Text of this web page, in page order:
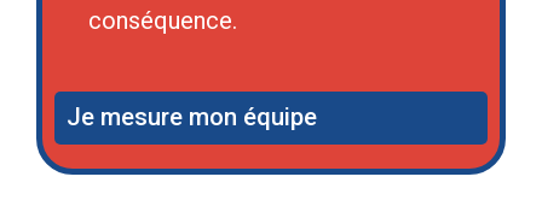
conséquence.
Je mesure mon équipe